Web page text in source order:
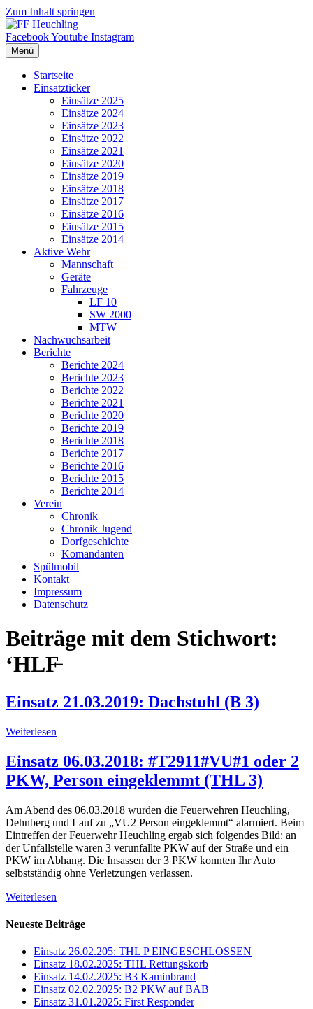
Zum Inhalt springen
FacebookYoutube Instagram
Menü
Startseite
Einsatzticker
Einsätze 2025
Einsätze 2024
Einsätze 2023
Einsätze 2022
Einsätze 2021
Einsätze 2020
Einsätze 2019
Einsätze 2018
Einsätze 2017
Einsätze 2016
Einsätze 2015
Einsätze 2014
Aktive Wehr
Mannschaft
Geräte
Fahrzeuge
LF 10
SW 2000
MTW
Nachwuchsarbeit
Berichte
Berichte 2024
Berichte 2023
Berichte 2022
Berichte 2021
Berichte 2020
Berichte 2019
Berichte 2018
Berichte 2017
Berichte 2016
Berichte 2015
Berichte 2014
Verein
Chronik
Chronik Jugend
Dorfgeschichte
Komandanten
Spülmobil
Kontakt
Impressum
Datenschutz
Beiträge mit dem Stichwort:
‘HLF̵
Einsatz 21.03.2019: Dachstuhl (B 3)
Weiterlesen
Einsatz 06.03.2018: #T2911#VU#1 oder 2
PKW, Person eingeklemmt (THL 3)
Am Abend des 06.03.2018 wurden die Feuerwehren Heuchling,
Dehnberg und Lauf zu „VU2 Person eingeklemmt“ alarmiert. Beim
Eintreffen der Feuerwehr Heuchling ergab sich folgendes Bild: an
der Unfallstelle waren 3 verunfallte PKW auf der Straße und ein
PKW im Abhang. Die Insassen der 3 PKW konnten Ihr Auto
selbstständig ohne Verletzungen verlassen.
Weiterlesen
Neueste Beiträge
Einsatz 26.02.205: THL P EINGESCHLOSSEN
Einsatz 18.02.2025: THL Rettungskorb
Einsatz 14.02.2025: B3 Kaminbrand
Einsatz 02.02.2025: B2 PKW auf BAB
Einsatz 31.01.2025: First Responder